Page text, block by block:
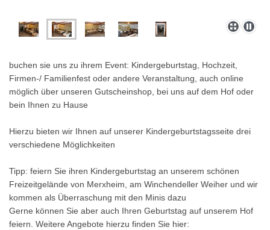
buchen sie uns zu ihrem Event: Kindergeburtstag, Hochzeit,
Firmen-/ Familienfest oder andere Veranstaltung, auch online
möglich über unseren Gutscheinshop, bei uns auf dem Hof oder
bein Ihnen zu Hause
Hierzu bieten wir Ihnen auf unserer Kindergeburtstagsseite drei
verschiedene Möglichkeiten
Tipp: feiern Sie ihren Kindergeburtstag an unserem schönen
Freizeitgelände von Merxheim, am Winchendeller Weiher und wir
kommen als Überraschung mit den Minis dazu
Gerne können Sie aber auch Ihren Geburtstag auf unserem Hof
feiern. Weitere Angebote hierzu finden Sie hier: